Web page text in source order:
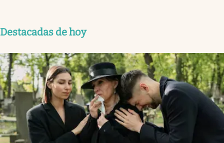
Destacadas de hoy